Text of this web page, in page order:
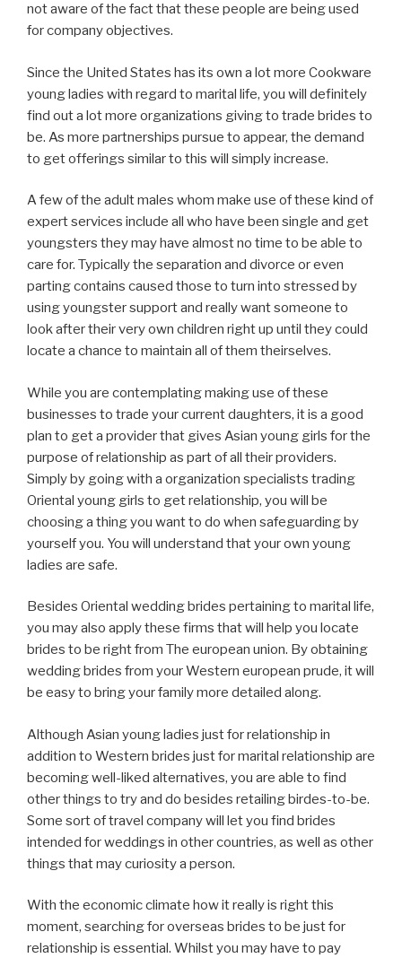
not aware of the fact that these people are being used
for company objectives.
Since the United States has its own a lot more Cookware
young ladies with regard to marital life, you will definitely
find out a lot more organizations giving to trade brides to
be. As more partnerships pursue to appear, the demand
to get offerings similar to this will simply increase.
A few of the adult males whom make use of these kind of
expert services include all who have been single and get
youngsters they may have almost no time to be able to
care for. Typically the separation and divorce or even
parting contains caused those to turn into stressed by
using youngster support and really want someone to
look after their very own children right up until they could
locate a chance to maintain all of them theirselves.
While you are contemplating making use of these
businesses to trade your current daughters, it is a good
plan to get a provider that gives Asian young girls for the
purpose of relationship as part of all their providers.
Simply by going with a organization specialists trading
Oriental young girls to get relationship, you will be
choosing a thing you want to do when safeguarding by
yourself you. You will understand that your own young
ladies are safe.
Besides Oriental wedding brides pertaining to marital life,
you may also apply these firms that will help you locate
brides to be right from The european union. By obtaining
wedding brides from your Western european prude, it will
be easy to bring your family more detailed along.
Although Asian young ladies just for relationship in
addition to Western brides just for marital relationship are
becoming well-liked alternatives, you are able to find
other things to try and do besides retailing birdes-to-be.
Some sort of travel company will let you find brides
intended for weddings in other countries, as well as other
things that may curiosity a person.
With the economic climate how it really is right this
moment, searching for overseas brides to be just for
relationship is essential. Whilst you may have to pay